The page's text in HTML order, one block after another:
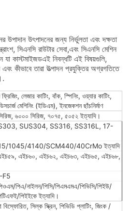
উপাদান উৎপাদনের জন্য নির্ভুলতা এবং দক্ষতা
সিএনসি রাউটার সেবা,এবং সিএনসি মেশিন
যা কাস্টমাইজডএই নিবন্ধটি এই বিষয়গুলি,
কীভাবে তারা উত্পাদন প্রযুক্তির অগ্রগতিতে
ফ্রিজিং, লেজার কাটিং, বাঁক, স্পিনিং, ওয়্যার কাটিং,
মেশিনিং (ইডিএম), ইনজেকশন ছাঁচনির্মাণ
৬০০০ সিরিজ, ৭০৭৫, ৫০৫২ ইত্যাদি।
SUS304, SS316, SS316L, 17-
1045/4140/SCM440/40CrMo ইত্যাদি
এইচ৬০, এইচ৬২, এইচ৬৩, এইচ৬৫, এইচ৬৮,
F5
পিএ/নাইলন/পিসি/পিএমএমএ/পিভিসি/পিইউ/
পিইইকে ইত্যাদি।
সিল্ক স্ক্রিন, পিভিডি প্লাটিং, জিংক /